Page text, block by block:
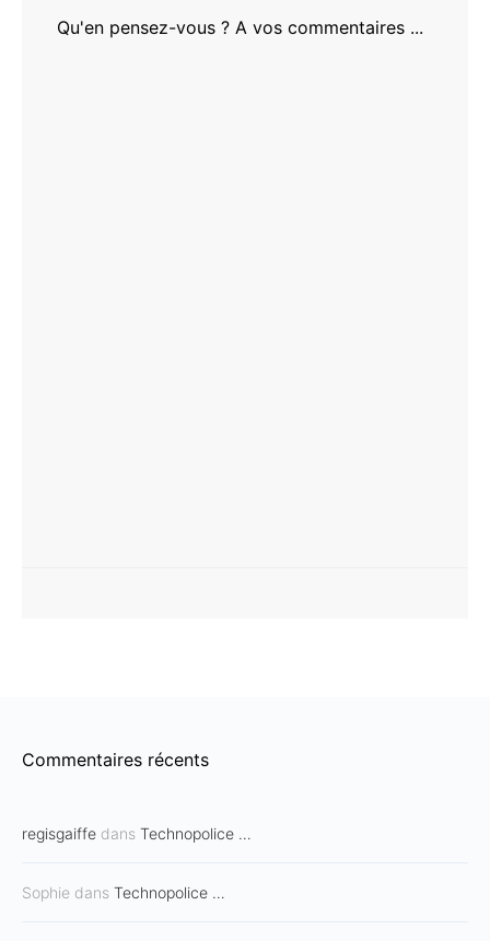
Qu'en pensez-vous ? A vos commentaires ...
Commentaires récents
regisgaiffe dans Technopolice …
Sophie dans Technopolice …